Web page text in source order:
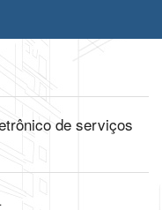
de serviços